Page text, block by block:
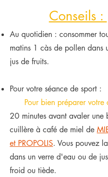
Conseils :
Au quotidien : consommer
matins 1 càs de pollen dans
jus de fruits.
Pour votre séance de sport :
Pour bien préparer votre
20 minutes avant avaler une
cuillère à café de miel de
et PROPOLIS. Vous pouvez
dans un verre d'eau ou de
froid ou tiède.